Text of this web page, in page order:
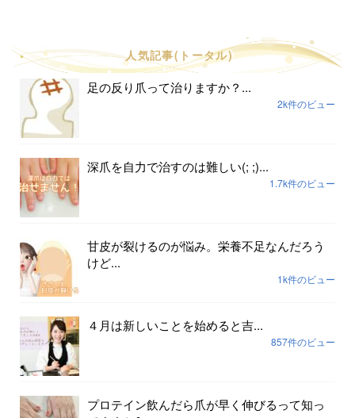
人気記事(トータル)
足の反り爪って治りますか？...
2k件のビュー
深爪を自力で治すのは難しい(; ;)...
1.7k件のビュー
甘皮が裂けるのが悩み。栄養不足なんだろう
けど...
1k件のビュー
４月は新しいことを始めると吉...
857件のビュー
プロテイン飲んだら爪が早く伸びるって知っ